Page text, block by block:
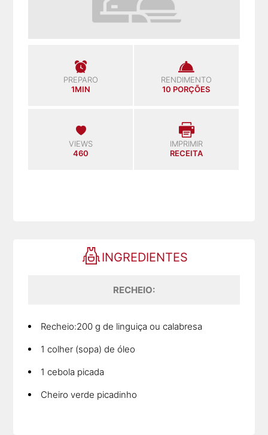
PREPARO
1MIN
RENDIMENTO
10 PORÇÕES
VIEWS
460
IMPRIMIR
RECEITA
INGREDIENTES
RECHEIO:
Recheio:200 g de linguiça ou calabresa
1 colher (sopa) de óleo
1 cebola picada
Cheiro verde picadinho